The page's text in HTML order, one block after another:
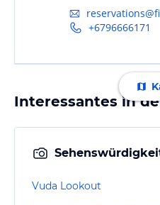
+6796666171
Interessantes in
Vuda Lookout